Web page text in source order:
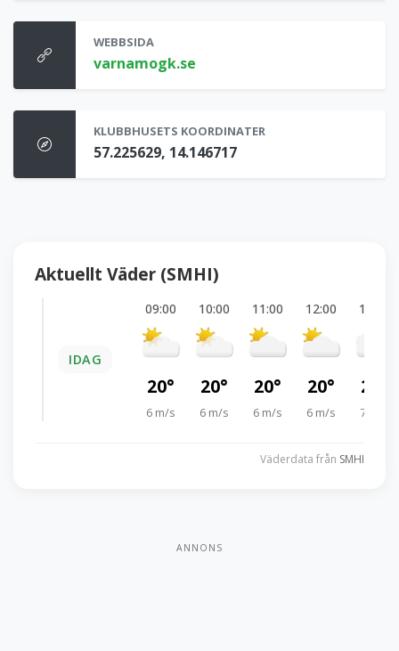
WEBBSIDA
varnamogk.se
KLUBBHUSETS KOORDINATER
57.225629, 14.146717
Aktuellt Väder (SMHI)
IDAG
09:00
20°
6 m/s
10:00
20°
6 m/s
11:00
20°
6 m/s
12:00
20°
6 m/s
13:00
20°
7 m/s
Väderdata från SMHI
ANNONS